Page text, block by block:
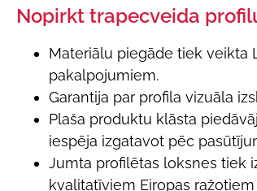
Nopirkt trapecveida
Materiālu piegāde tiek veikta
pakalpojumiem.
Garantija par profila vizuāla
Plaša produktu klāsta
iespēja izgatavot pēc
Jumta profilētas loksnes tiek
kvalitatīviem Eiropas